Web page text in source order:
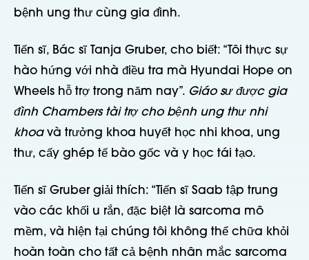
bệnh ung thư cùng gia đình.
Tiến sĩ, Bác sĩ Tanja Gruber, cho biết: “Tôi thực sự
hào hứng với nhà điều tra mà Hyundai Hope on
Wheels hỗ trợ trong năm nay”. Giáo sư được gia
đình Chambers tài trợ cho bệnh ung thư nhi
khoavà trưởng khoa huyết học nhi khoa, ung
thư, cấy ghép tế bào gốc và y học tái tạo.
Tiến sĩ Gruber giải thích: “Tiến sĩ Saab tập trung
vào các khối u rắn, đặc biệt là sarcoma mô
mềm, và hiện tại chúng tôi không thể chữa khỏi
hoàn toàn cho tất cả bệnh nhân mắc sarcoma